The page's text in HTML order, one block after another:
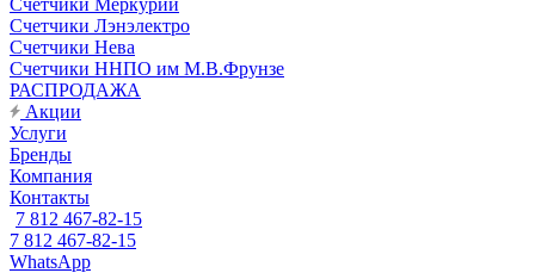
Счетчики Меркурий
Счетчики Лэнэлектро
Счетчики Нева
Счетчики ННПО им М.В.Фрунзе
РАСПРОДАЖА
Акции
Услуги
Бренды
Компания
Контакты
7 812 467-82-15
7 812 467-82-15
WhatsApp